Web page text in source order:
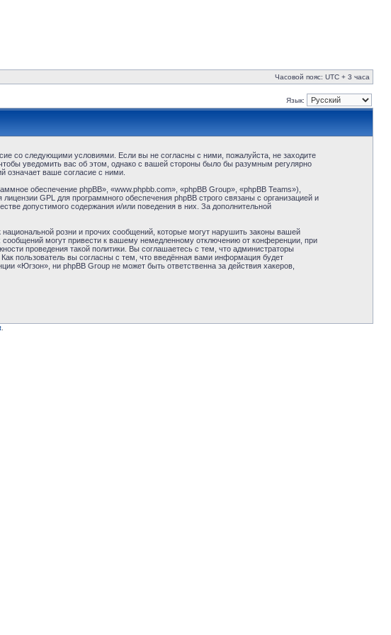
Часовой пояс: UTC + 3 часа
Язык:
со следующими условиями. Если вы не согласны с ними, пожалуйста, не заходите
уведомить вас об этом, однако с вашей стороны было бы разумным регулярно
означает ваше согласие с ними.
обеспечение phpBB», «www.phpbb.com», «phpBB Group», «phpBB Teams»),
лицензии GPL для программного обеспечения phpBB строго связаны с организацией и
допустимого содержания и/или поведения в них. За дополнительной
розни и прочих сообщений, которые могут нарушить законы вашей
могут привести к вашему немедленному отключению от конференции, при
проведения такой политики. Вы соглашаетесь с тем, что администраторы
пользователь вы согласны с тем, что введённая вами информация будет
«Югзон», ни phpBB Group не может быть ответственна за действия хакеров,
.